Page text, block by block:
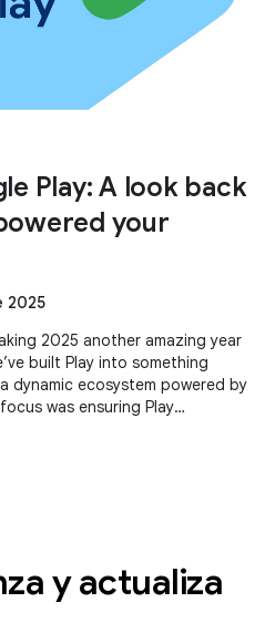
Play: A look back
your
2025
2025 another amazing year
built Play into something
dynamic ecosystem powered by
was ensuring Play
y actualiza